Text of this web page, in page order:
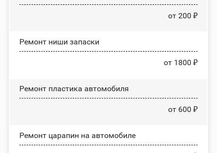
от 200 ₽
Ремонт ниши запаски
от 1800 ₽
Ремонт пластика автомобиля
от 600 ₽
Ремонт царапин на автомобиле